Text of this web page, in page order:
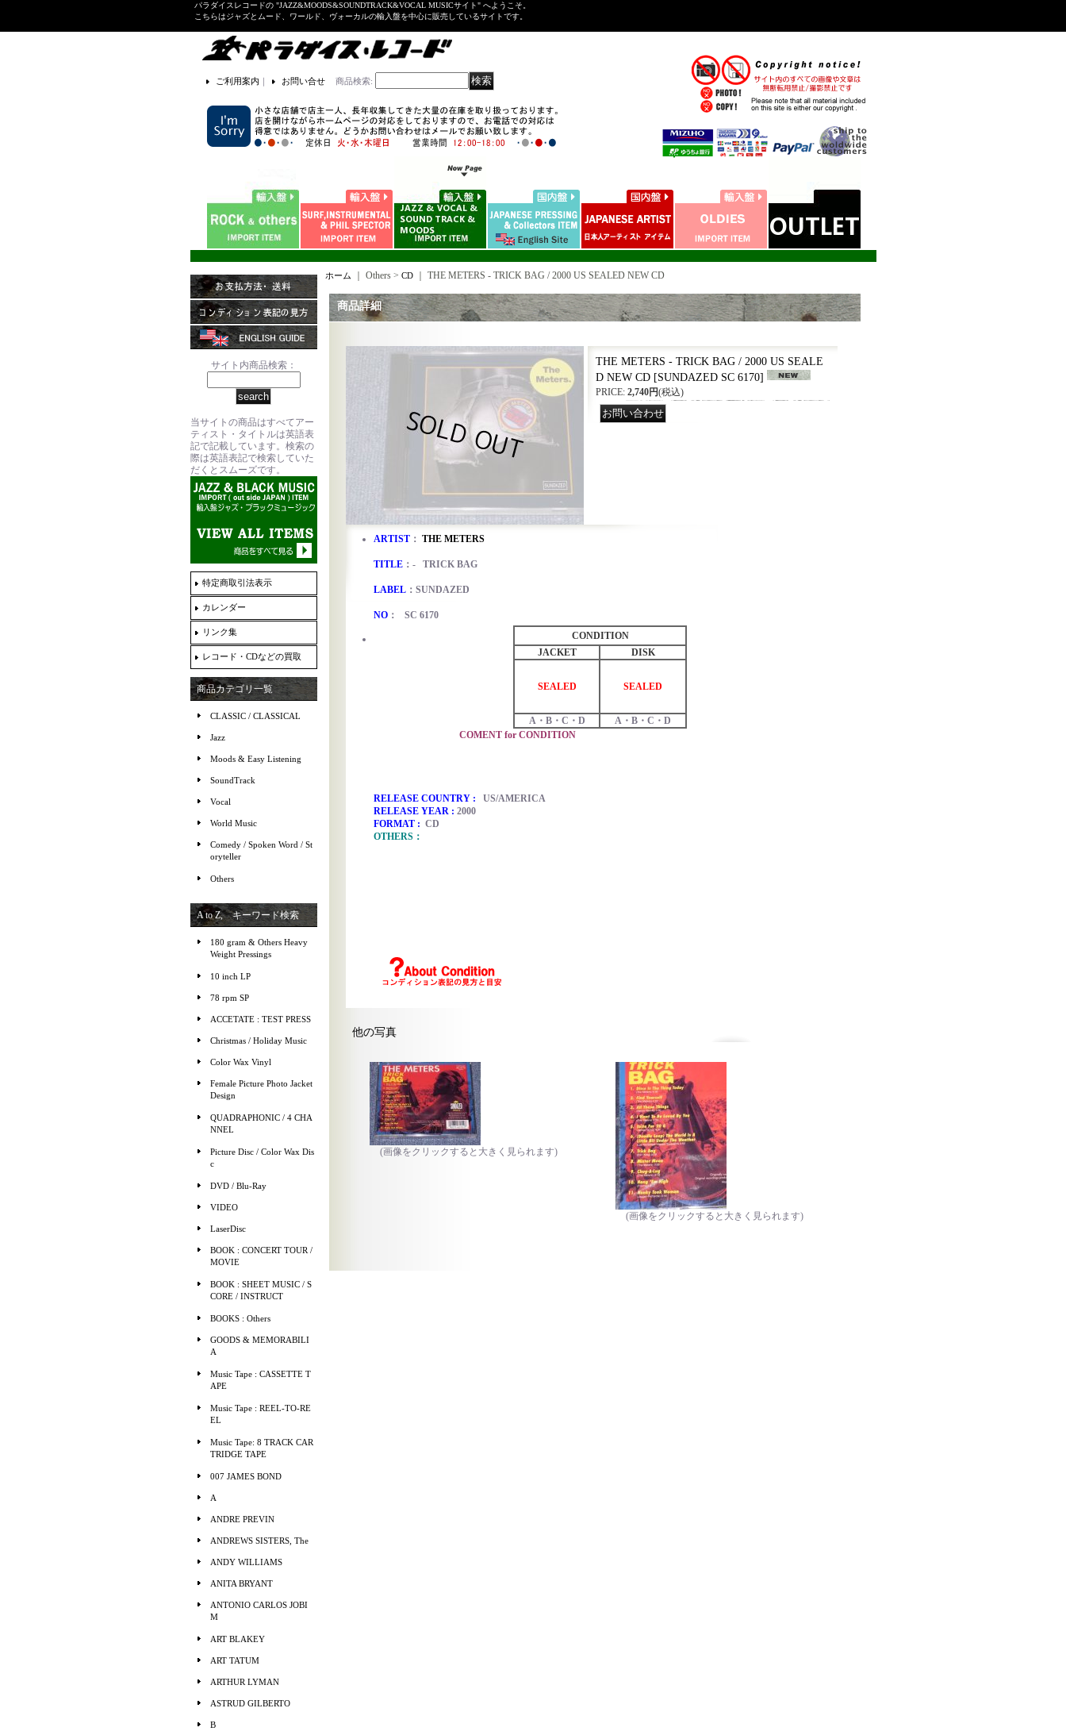
パラダイスレコードの "JAZZ&MOODS&SOUNDTRACK&VOCAL MUSICサイト" へようこそ。
こちらはジャズとムード、ワールド、ヴォーカルの輸入盤を中心に販売しているサイトです。
ご利用案内 ｜ お問い合せ 商品検索:
サイト内商品検索：
当サイトの商品はすべてアー
ティスト・タイトルは英語表
記で記載しています。検索の
際は英語表記で検索していた
だくとスムーズです。
特定商取引法表示
カレンダー
リンク集
レコード・CDなどの買取
商品カテゴリ一覧
CLASSIC / CLASSICAL
Jazz
Moods & Easy Listening
SoundTrack
Vocal
World Music
Comedy / Spoken Word / St
oryteller
Others
A to Z, キーワード検索
180 gram & Others Heavy
Weight Pressings
10 inch LP
78 rpm SP
ACCETATE : TEST PRESS
Christmas / Holiday Music
Color Wax Vinyl
Female Picture Photo Jacket
Design
QUADRAPHONIC / 4 CHA
NNEL
Picture Disc / Color Wax Dis
c
DVD / Blu-Ray
VIDEO
LaserDisc
BOOK : CONCERT TOUR /
MOVIE
BOOK : SHEET MUSIC / S
CORE / INSTRUCT
BOOKS : Others
GOODS & MEMORABILI
A
Music Tape : CASSETTE T
APE
Music Tape : REEL-TO-RE
EL
Music Tape: 8 TRACK CAR
TRIDGE TAPE
007 JAMES BOND
A
ANDRE PREVIN
ANDREWS SISTERS, The
ANDY WILLIAMS
ANITA BRYANT
ANTONIO CARLOS JOBI
M
ART BLAKEY
ART TATUM
ARTHUR LYMAN
ASTRUD GILBERTO
B
ホーム ｜ Others > CD｜ THE METERS - TRICK BAG / 2000 US SEALED NEW CD
商品詳細
THE METERS - TRICK BAG / 2000 US SEALE
D NEW CD [SUNDAZED SC 6170]
PRICE: 2,740円(税込)
ARTIST： THE METERS
TITLE：- TRICK BAG
LABEL：SUNDAZED
NO： SC 6170
CONDITION
JACKET
DISK
SEALED SEALED
A・B・C・D
A・B・C・D
COMENT for CONDITION
RELEASE COUNTRY : US/AMERICA
RELEASE YEAR : 2000
FORMAT : CD
OTHERS：
他の写真
(画像をクリックすると大きく見られます)
(画像をクリックすると大きく見られます)